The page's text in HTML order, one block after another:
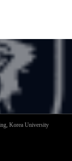
Korea University